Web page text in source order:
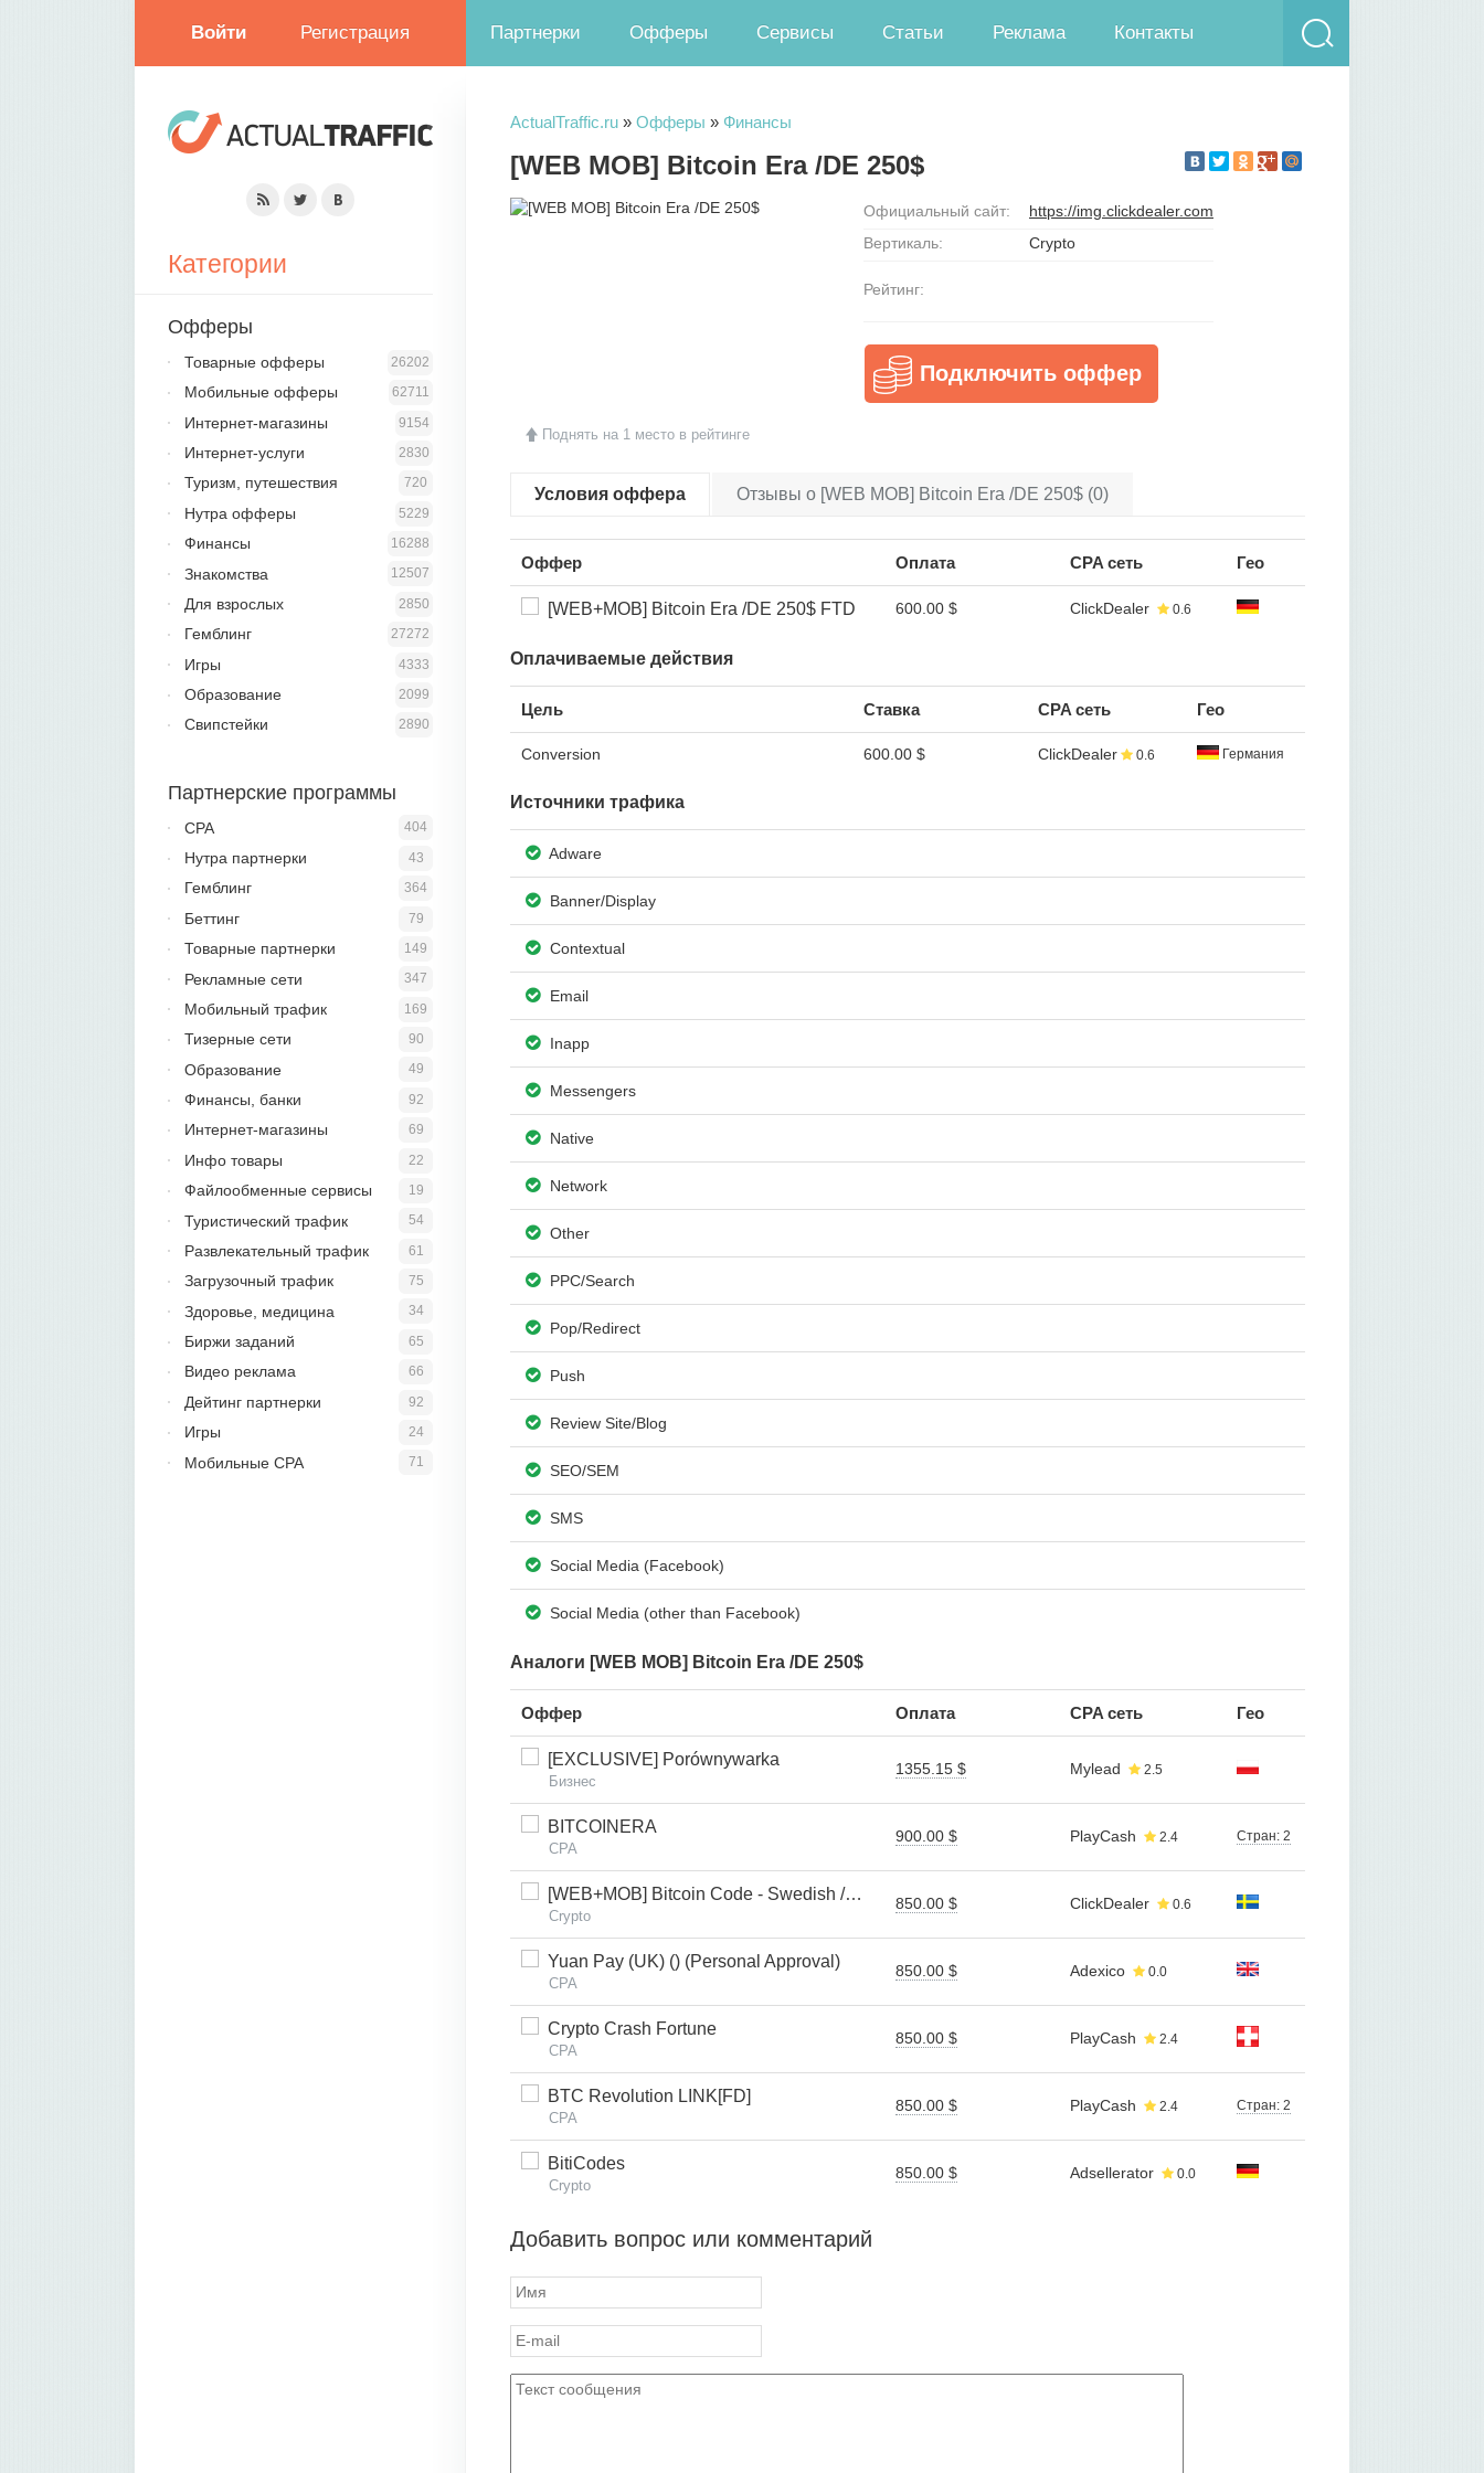
Войти Регистрация Партнерки Офферы Сервисы Статьи Реклама Контакты
ActualTraffic.ru » Офферы » Финансы
[WEB MOB] Bitcoin Era /DE 250$
Поднять на 1 место в рейтинге
Официальный сайт:
https://img.clickdealer.com
Вертикаль:
Crypto
Рейтинг:
Подключить оффер
Условия оффера Отзывы о [WEB MOB] Bitcoin Era /DE 250$ (0)
Оффер Оплата CPA сеть Гео
[WEB+MOB] Bitcoin Era /DE 250$ FTD 600.00 $ ClickDealer 0.6
Оплачиваемые действия
Цель Ставка CPA сеть Гео
Conversion 600.00 $ ClickDealer 0.6 Германия
Источники трафика
Adware
Banner/Display
Contextual
Email
Inapp
Messengers
Native
Network
Other
PPC/Search
Pop/Redirect
Push
Review Site/Blog
SEO/SEM
SMS
Social Media (Facebook)
Social Media (other than Facebook)
Аналоги [WEB MOB] Bitcoin Era /DE 250$
Оффер Оплата CPA сеть Гео
[EXCLUSIVE] Porównywarka
Бизнес
1355.15 $ Mylead 2.5
BITCOINERA
CPA
900.00 $ PlayCash 2.4 Стран: 2
[WEB+MOB] Bitcoin Code - Swedish /SE $250 FTD *FB Pixel*
Crypto
850.00 $ ClickDealer 0.6
Yuan Pay (UK) () (Personal Approval)
CPA
850.00 $ Adexico 0.0
Crypto Crash Fortune
CPA
850.00 $ PlayCash 2.4
BTC Revolution LINK[FD]
CPA
850.00 $ PlayCash 2.4 Стран: 2
BitiCodes
Crypto
850.00 $ Adsellerator 0.0
Добавить вопрос или комментарий
Категории
Офферы
26202
Товарные офферы
62711
Мобильные офферы
9154
Интернет-магазины
2830
Интернет-услуги
720
Туризм, путешествия
5229
Нутра офферы
16288
Финансы
12507
Знакомства
2850
Для взрослых
27272
Гемблинг
4333
Игры
2099
Образование
2890
Свипстейки
Партнерские программы
404
CPA
43
Нутра партнерки
364
Гемблинг
79
Беттинг
149
Товарные партнерки
347
Рекламные сети
169
Мобильный трафик
90
Тизерные сети
49
Образование
92
Финансы, банки
69
Интернет-магазины
22
Инфо товары
19
Файлообменные сервисы
54
Туристический трафик
61
Развлекательный трафик
75
Загрузочный трафик
34
Здоровье, медицина
65
Биржи заданий
66
Видео реклама
92
Дейтинг партнерки
24
Игры
71
Мобильные CPA